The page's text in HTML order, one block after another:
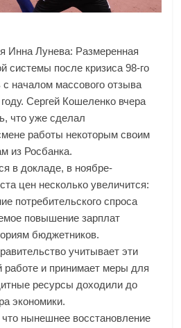
Инна Лунева: Размеренная
системы после кризиса 98-го
с началом массового отзыва
Сергей Кошеленко вчера
что уже сделал
работы некоторым своим
из Росбанка.
в докладе, в ноябре-
цен несколько увеличится:
потребительского спроса
повышение зарплат
бюджетников.
учитывает эти
работе и принимает меры для
ресурсы доходили до
экономики.
нынешнее восстановление